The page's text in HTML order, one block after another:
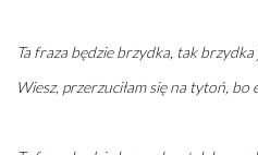
Ta fraza będzie brzydka, tak brzydka
Wiesz, przerzuciłam się na tytoń, bo